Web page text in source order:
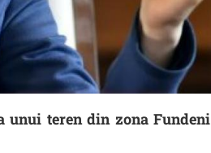
unui teren din zona Fundeni